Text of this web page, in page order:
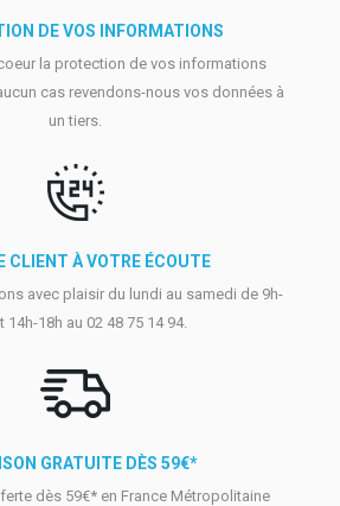
DE VOS INFORMATIONS
la protection de vos informations
cas revendons-nous vos données à
un tiers.
CLIENT À VOTRE ÉCOUTE
avec plaisir du lundi au samedi de 9h-
14h-18h au 02 48 75 14 94.
GRATUITE DÈS 59€*
dès 59€* en France Métropolitaine